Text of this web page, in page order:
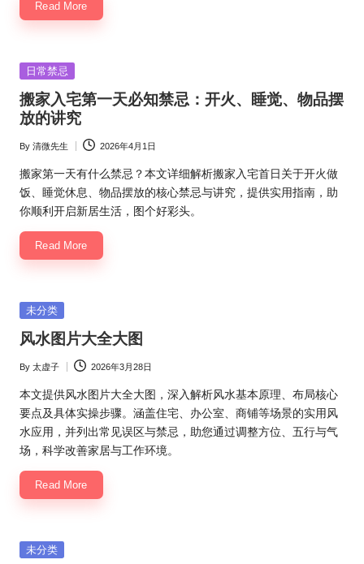
Read More
Posted
日常禁忌
搬家入宅第一天必知禁忌：开火、睡觉、物品摆
放的讲究
Posted
by
By 清微先生 2026年4月1日
搬家第一天有什么禁忌？本文详细解析搬家入宅首日关于开火做
饭、睡觉休息、物品摆放的核心禁忌与讲究，提供实用指南，助
你顺利开启新居生活，图个好彩头。
Read More
Posted
未分类
风水图片大全大图
Posted
by
By 太虚子 2026年3月28日
本文提供风水图片大全大图，深入解析风水基本原理、布局核心
要点及具体实操步骤。涵盖住宅、办公室、商铺等场景的实用风
水应用，并列出常见误区与禁忌，助您通过调整方位、五行与气
场，科学改善家居与工作环境。
Read More
Posted
未分类